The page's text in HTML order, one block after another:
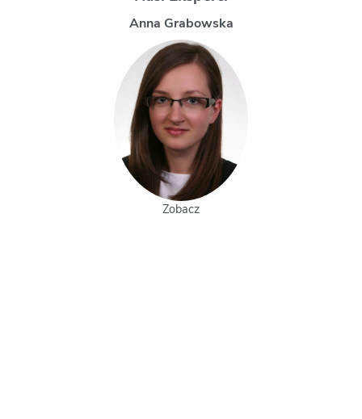
Magdalena Uchman